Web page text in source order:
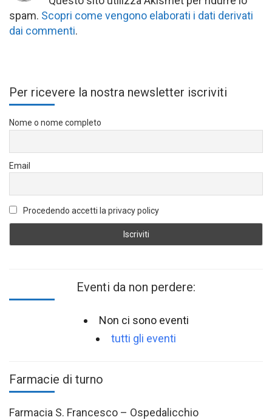
spam. Scopri come vengono elaborati i dati derivati
dai commenti.
Per ricevere la nostra newsletter iscriviti
Nome o nome completo
Email
Procedendo accetti la privacy policy
Eventi da non perdere:
Non ci sono eventi
tutti gli eventi
Farmacie di turno
Farmacia S. Francesco – Ospedalicchio